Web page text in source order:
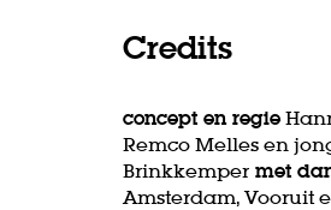
Credits
concept en regie
Remco Melles en
Brinkkemper met
Amsterdam, Vooruit